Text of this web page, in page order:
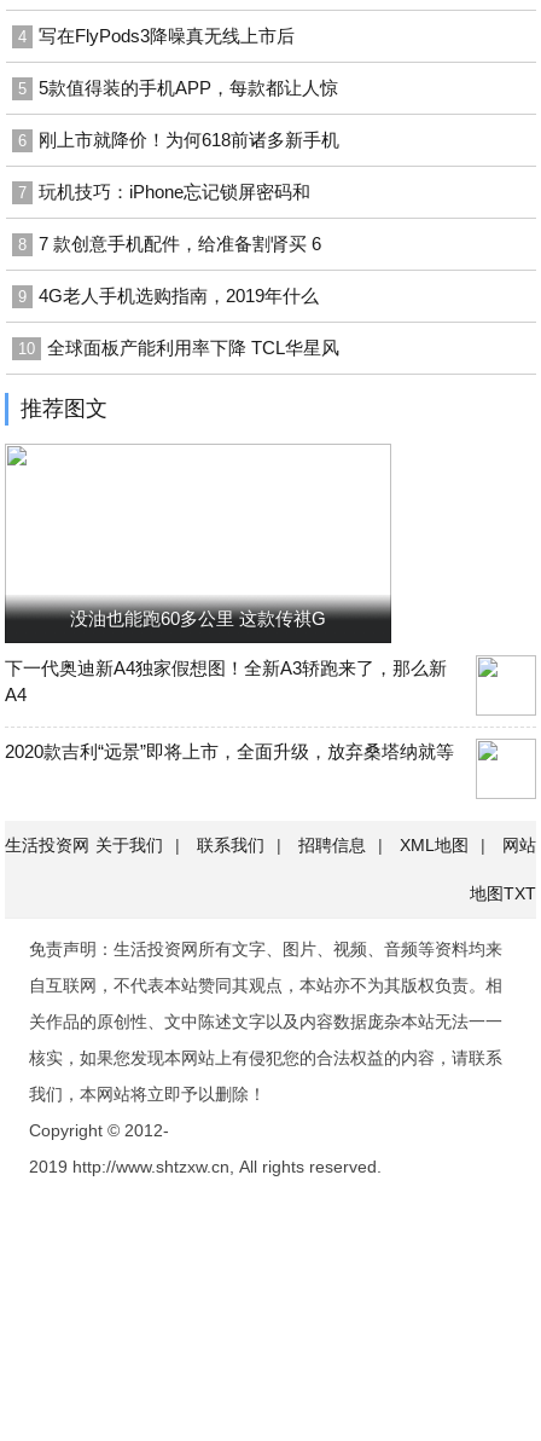
4 写在FlyPods3降噪真无线上市后
5 5款值得装的手机APP，每款都让人惊
6 刚上市就降价！为何618前诸多新手机
7 玩机技巧：iPhone忘记锁屏密码和
8 7 款创意手机配件，给准备割肾买 6
9 4G老人手机选购指南，2019年什么
10 全球面板产能利用率下降 TCL华星风
推荐图文
没油也能跑60多公里 这款传祺G
下一代奥迪新A4独家假想图！全新A3轿跑来了，那么新
A4
2020款吉利“远景”即将上市，全面升级，放弃桑塔纳就等
生活投资网 关于我们 | 联系我们 | 招聘信息 | XML地图 | 网站
地图TXT
免责声明：生活投资网所有文字、图片、视频、音频等资料均来
自互联网，不代表本站赞同其观点，本站亦不为其版权负责。相
关作品的原创性、文中陈述文字以及内容数据庞杂本站无法一一
核实，如果您发现本网站上有侵犯您的合法权益的内容，请联系
我们，本网站将立即予以删除！
Copyright © 2012-
2019 http://www.shtzxw.cn, All rights reserved.